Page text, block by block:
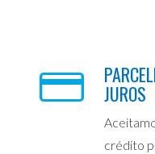
JUROS
crédito